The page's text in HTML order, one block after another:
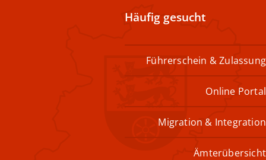
Häufig gesucht
Führerschein & Zulassung
Online Portal
Migration & Integration
Ämterübersicht